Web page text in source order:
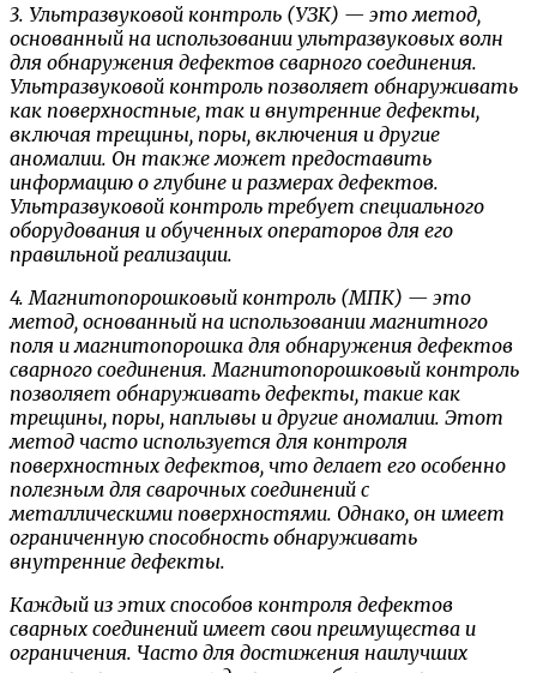
3. Ультразвуковой контроль (УЗК) — это метод,
основанный на использовании ультразвуковых волн
для обнаружения дефектов сварного соединения.
Ультразвуковой контроль позволяет обнаруживать
как поверхностные, так и внутренние дефекты,
включая трещины, поры, включения и другие
аномалии. Он также может предоставить
информацию о глубине и размерах дефектов.
Ультразвуковой контроль требует специального
оборудования и обученных операторов для его
правильной реализации.
4. Магнитопорошковый контроль (МПК) — это
метод, основанный на использовании магнитного
поля и магнитопорошка для обнаружения дефектов
сварного соединения. Магнитопорошковый контроль
позволяет обнаруживать дефекты, такие как
трещины, поры, наплывы и другие аномалии. Этот
метод часто используется для контроля
поверхностных дефектов, что делает его особенно
полезным для сварочных соединений с
металлическими поверхностями. Однако, он имеет
ограниченную способность обнаруживать
внутренние дефекты.
Каждый из этих способов контроля дефектов
сварных соединений имеет свои преимущества и
ограничения. Часто для достижения наилучших